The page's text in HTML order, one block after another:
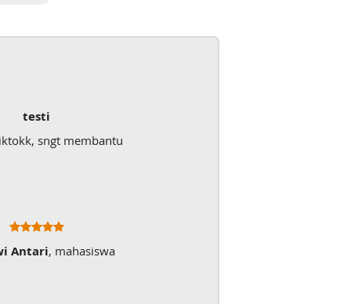
testi
sngt membantu
Antari, mahasiswa